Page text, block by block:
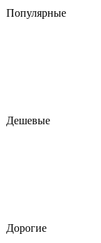
Популярные
Дешевые
Дорогие